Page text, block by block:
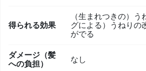
得られる効果
（生まれつきの）う
グによる）うねりの
がでる
ダメージ（髪
への負担）
なし